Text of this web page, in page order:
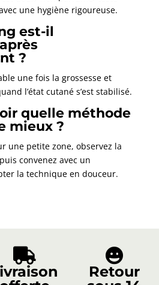
une hygiène rigoureuse.
est-il
?
une fois la grossesse et
l’état cutané s’est stabilisé.
quelle méthode
mieux ?
une petite zone, observez la
convenez avec un
la technique en douceur.
 
Retour